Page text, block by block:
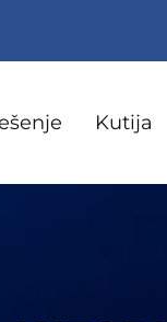
Kutija